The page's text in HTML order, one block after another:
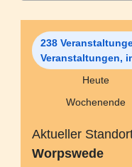
238
Veranstaltungen,
Heute
Wochenende
Aktueller
Worpswede